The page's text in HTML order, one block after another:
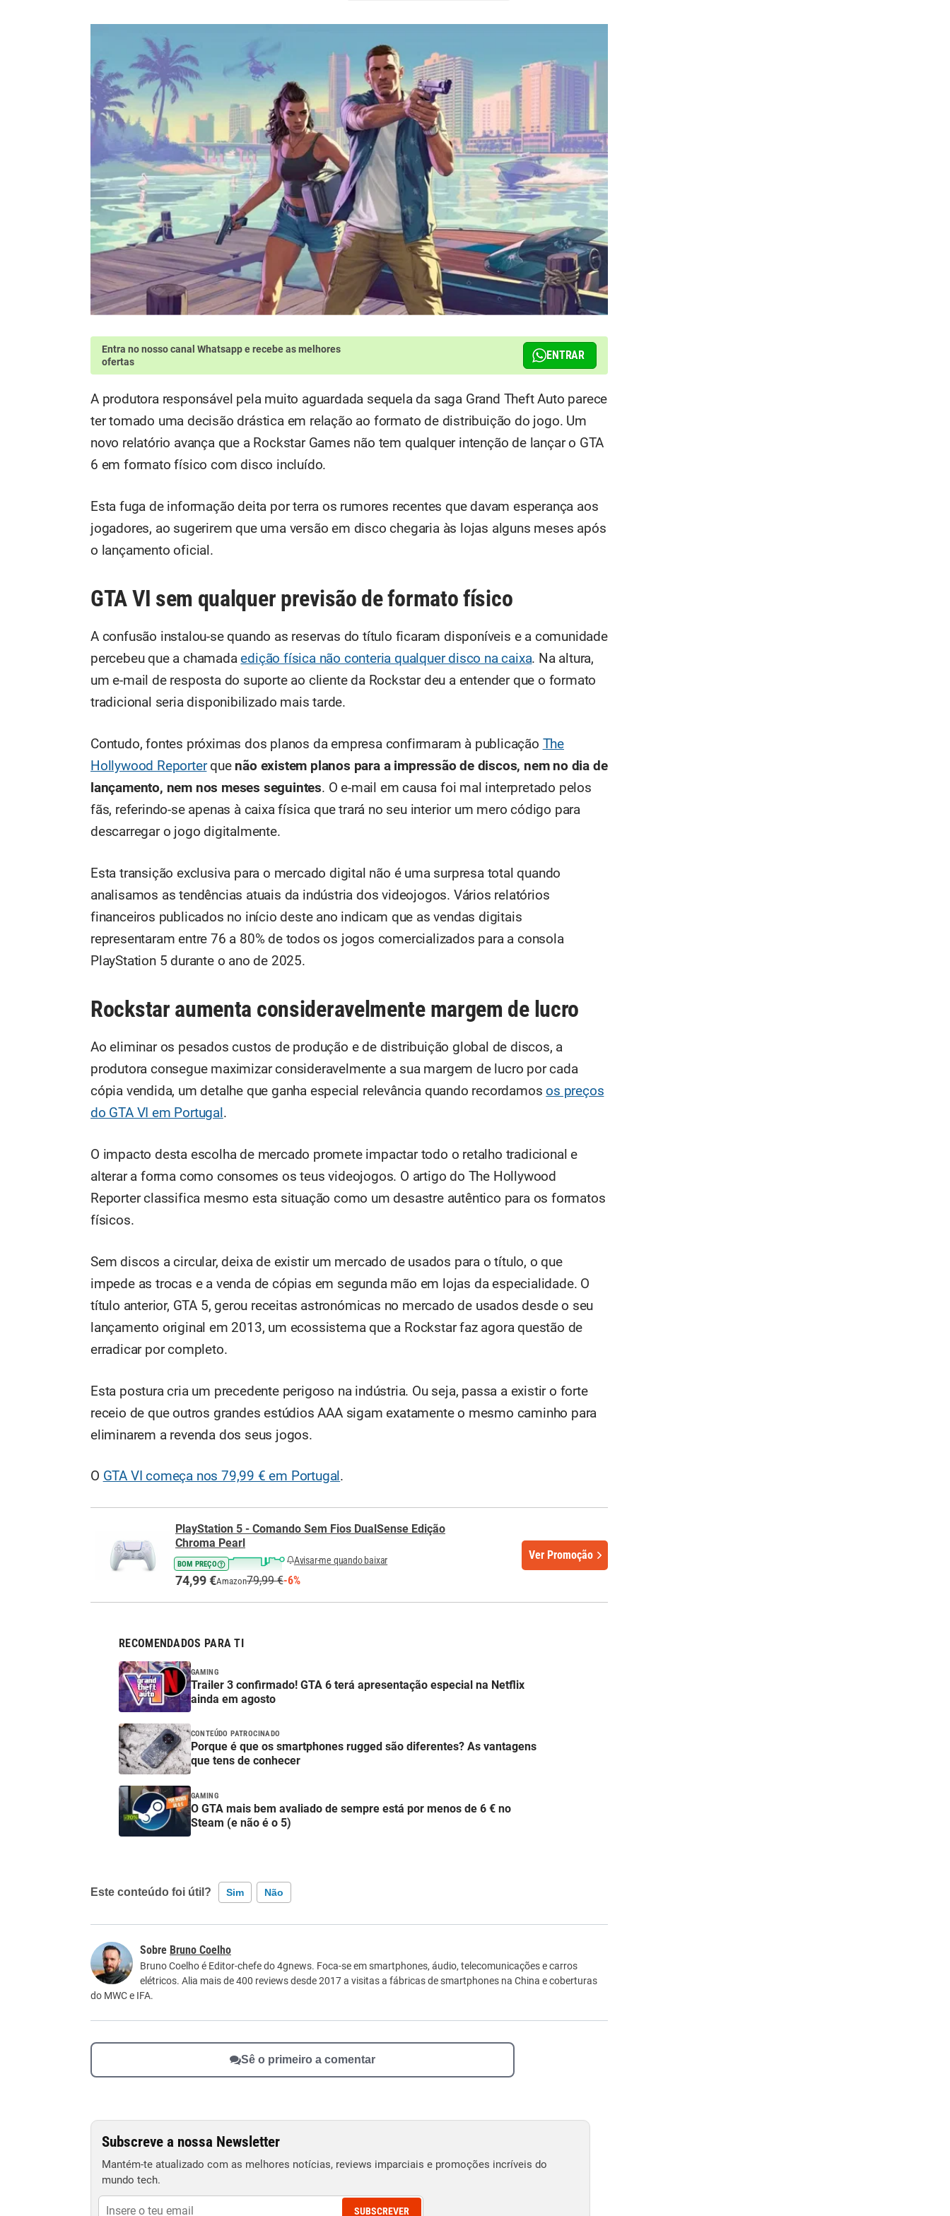
Entra no nosso canal Whatsappe recebe as melhores
ofertas
ENTRAR
A produtora responsável pela muito aguardada sequela da saga Grand Theft Auto parece
ter tomado uma decisão drástica em relação ao formato de distribuição do jogo. Um
novo relatório avança que a Rockstar Games não tem qualquer intenção de lançar o GTA
6 em formato físico com disco incluído.
Esta fuga de informação deita por terra os rumores recentes que davam esperança aos
jogadores, ao sugerirem que uma versão em disco chegaria às lojas alguns meses após
o lançamento oficial.
GTA VI sem qualquer previsão de formato físico
A confusão instalou-se quando as reservas do título ficaram disponíveis e a comunidade
percebeu que a chamadaedição física não conteria qualquer disco na caixa. Na altura,
um e-mail de resposta do suporte ao cliente da Rockstar deu a entender que o formato
tradicional seria disponibilizado mais tarde.
Contudo, fontes próximas dos planos da empresa confirmaram à publicação The
Hollywood Reporterque não existem planos para a impressão de discos, nem no dia de
lançamento, nem nos meses seguintes. O e-mail em causa foi mal interpretado pelos
fãs, referindo-se apenas à caixa física que trará no seu interior um mero código para
descarregar o jogo digitalmente.
Esta transição exclusiva para o mercado digital não é uma surpresa total quando
analisamos as tendências atuais da indústria dos videojogos. Vários relatórios
financeiros publicados no início deste ano indicam que as vendas digitais
representaram entre 76 a 80% de todos os jogos comercializados para a consola
PlayStation 5 durante o ano de 2025.
Rockstar aumenta consideravelmente margem de lucro
Ao eliminar os pesados custos de produção e de distribuição global de discos, a
produtora consegue maximizar consideravelmente a sua margem de lucro por cada
cópia vendida, um detalhe que ganha especial relevância quando recordamosos preços
do GTA VI em Portugal .
O impacto desta escolha de mercado promete impactar todo o retalho tradicional e
alterar a forma como consomes os teus videojogos. O artigo do The Hollywood
Reporter classifica mesmo esta situação como um desastre autêntico para os formatos
físicos.
Sem discos a circular, deixa de existir um mercado de usados para o título, o que
impede as trocas e a venda de cópias em segunda mão em lojas da especialidade. O
título anterior, GTA 5, gerou receitas astronómicas no mercado de usados desde o seu
lançamento original em 2013, um ecossistema que a Rockstar faz agora questão de
erradicar por completo.
Esta postura cria um precedente perigoso na indústria. Ou seja, passa a existir o forte
receio de que outros grandes estúdios AAA sigam exatamente o mesmo caminho para
eliminarem a revenda dos seus jogos.
O GTA VI começa nos 79,99 € em Portugal .
PlayStation 5 - Comando Sem Fios DualSense Edição
Chroma Pearl
BOM PREÇO Avisar-me quando baixar
74,99 €Amazon79,99 €-6%
Ver Promoção
RECOMENDADOS PARA TI
GAMING
Trailer 3 confirmado! GTA 6 terá apresentação especial na Netflix
ainda em agosto
CONTEÚDO PATROCINADO
Porque é que os smartphones rugged são diferentes? As vantagens
que tens de conhecer
GAMING
O GTA mais bem avaliado de sempre está por menos de 6 € no
Steam (e não é o 5)
Este conteúdo foi útil? Sim Não
Este conteúdo não tem a informação que procuro
Outro
Bruno Coelho
Bruno Coelho é Editor-chefe do 4gnews. Foca-se em smartphones, áudio, telecomunicações e carros
elétricos. Alia mais de 400 reviews desde 2017 a visitas a fábricas de smartphones na China e coberturas
do MWC e IFA.
Sê o primeiro a comentar
Subscreve a nossa Newsletter
Mantém-te atualizado com as melhores notícias, reviews imparciais e promoções incríveis do
mundo tech.
SUBSCREVER